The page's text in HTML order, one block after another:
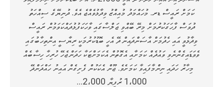
ކަމަށް ރައީސް ޑރ. މުހައްމަދު މުއިއްޒު ވިދާޅުވެއްޖެ އެވެ. ދުނިޔޭގެ ސިއްހަތު
ދުވަސް ފާހަގަކުރުމަށް މިރޭ ބޭއްވި ޖަލްސާގައި ވާހަކަފުޅުދައްކަވަމުން ރައީސް
ވިދާޅުވީ އައި ހެދުމަށް އާސަންދައިން ދޭ އެހީ ބޮޑުކުރުމަކީ ރިޔާސީ އިންތިހާބުގައި
ވެވަޑައިގެންނެވި ވައުދެއް ކަމަށާއި އެގޮތުން އެކަމަށްޓަކާ ހަދަންޖެހޭ ހުރިހާ ހިސާބެއް
މިހާރު ހަދައި ނިންމާފައިވާ ކަމަށެވެ. ޖޫން އެކަކުން ފެށިގެން އައިނު ހައްދަންދޭ
1،000 ރުފިޔާ 2،000…